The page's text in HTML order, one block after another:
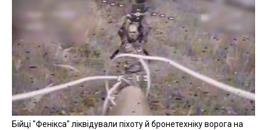
Бійці "Фенікса" ліквідували піхоту й бронетехніку ворога на